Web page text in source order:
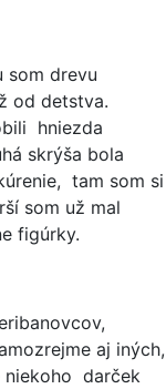
som drevu
od detstva.
hniezda
skrýša bola
tam som si
som už mal
figúrky.
aj iných,
niekoho darček